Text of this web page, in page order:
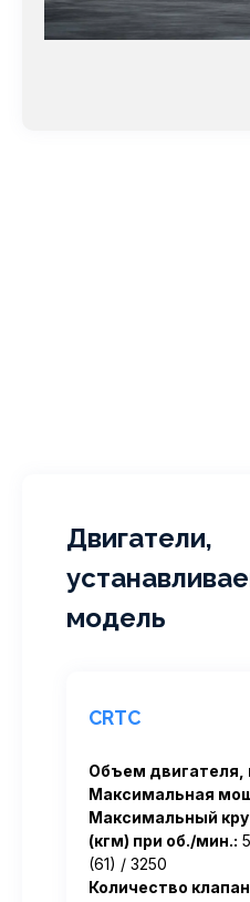
Двигатели,
модель
CRTC
Объем двигателя,
Максимальная
Максимальный
(кгм) при об./мин.:
(61) / 3250
Количество